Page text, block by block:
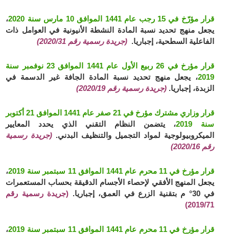
قرار مؤرّخ في 15 رجب عام 1441 الموافق 10 مارس سنة 2020
،
يجعل منهج تحديد نسبة المادة النشطة الأنيونية في العوامل ذات
الفاعلية السطحية، إجباريا. (جريدة رسمية رقم 2020/31)
قرار مؤرخ في 26 ربيع الأول عام 1441 الموافق 23 نوفمبر سنة
2019، يجعل منهج تحديد نسبة المادة الجافة غير الدسمة في
الزبدة، إجباريا. (جريدة رسمية رقم 2020/19)
قرار وزاري مشترك مؤرخ في 21 صفر عام 1441 الموافق 21 أكتوبر
سنة 2019
، يتضمن النظام التقني الذي يحدد المعايير
الميكروبيولوجية لمواد التجميل والتنظيف البدني. (جريدة رسمية
رقم 2020/16)
قرار مؤرخ في 11 محرم عام 1441 الموافق 11 سبتمبر سنة 2019
،
يجعل المنهج الأفقي لإحصاء الأجسام الدقيقة بحساب المستعمرات
في 30° م بتقنية الزرع في العمق، إجباريا.
(جريدة رسمية رقم
2019/71)
قرار مؤرخ في 11 محرم عام 1441 الموافق 11 سبتمبر سنة 2019
،